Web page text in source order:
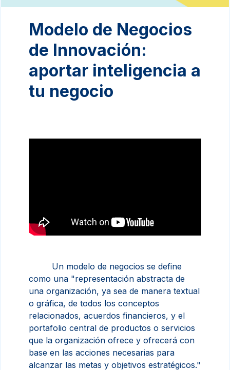
Modelo de Negocios
de Innovación:
aportar inteligencia a
tu negocio
Un modelo de negocios se define
como una "representación abstracta de
una organización, ya sea de manera textual
o gráfica, de todos los conceptos
relacionados, acuerdos financieros, y el
portafolio central de productos o servicios
que la organización ofrece y ofrecerá con
base en las acciones necesarias para
alcanzar las metas y objetivos estratégicos."